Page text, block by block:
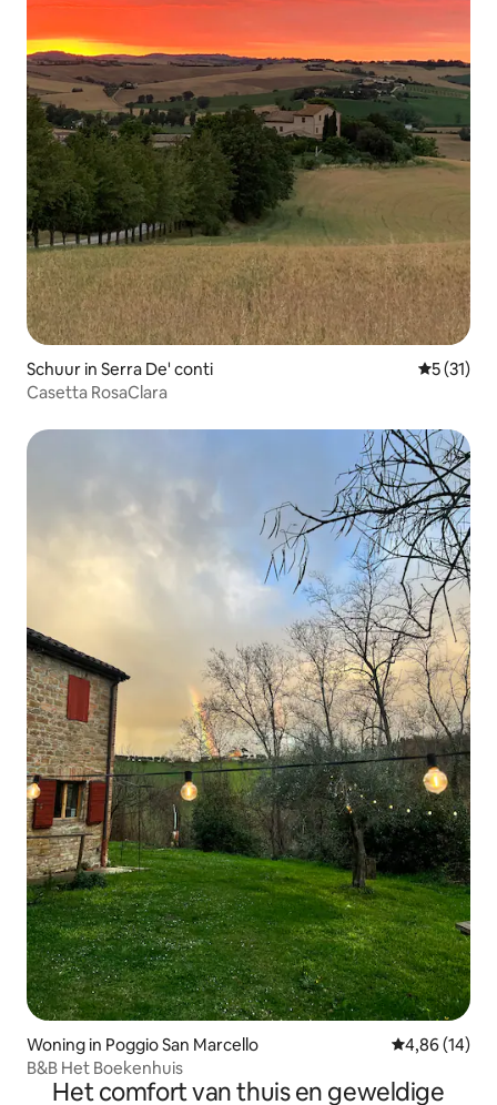
Schuur in Serra De' conti
5 (31)
Casetta RosaClara
Woning in Poggio San Marcello Gemiddelde
4,86 (14)
B&B Het Boekenhuis
Het comfort van thuis en geweldige